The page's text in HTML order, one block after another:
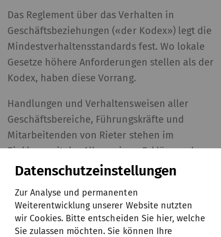
Das Reglement über das Verhalten in
Geschäftsbeziehungen («der Kodex») legt die
Mindestverhaltensstandards fest. Wo lokale
Gesetze höhere Anforderungen stellen als der
Kodex, haben diese Vorrang.
Handlungen und Verhaltensweisen aller
Geschäftsbereiche, Führungskräfte und
Mitarbeitenden von Rieter stehen im
Einklang mit der Allgemeinen Erklärung der
Menschenrechte der Vereinten Nationen, den
grundlegenden Konventionen der
Internationalen Arbeitsorganisation und den
OECD-Leitsätzen für multinationale
Unternehmen.
Datenschutzeinstellungen
Zur Analyse und permanenten
Weiterentwicklung unserer Website nutzten
wir Cookies. Bitte entscheiden Sie hier, welche
Sie zulassen möchten. Sie können Ihre